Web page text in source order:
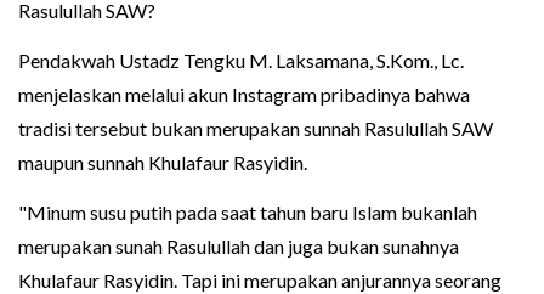
Rasulullah SAW?
Pendakwah Ustadz Tengku M. Laksamana, S.Kom., Lc.
menjelaskan melalui akun Instagram pribadinya bahwa
tradisi tersebut bukan merupakan sunnah Rasulullah SAW
maupun sunnah Khulafaur Rasyidin.
"Minum susu putih pada saat tahun baru Islam bukanlah
merupakan sunah Rasulullah dan juga bukan sunahnya
Khulafaur Rasyidin. Tapi ini merupakan anjurannya seorang